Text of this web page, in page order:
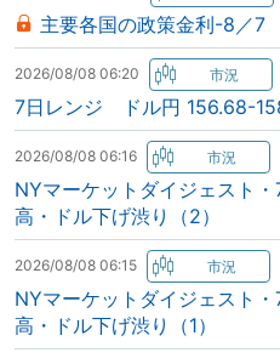
主要各国の政策金利-8／7
2026/08/08 06:20
7日レンジ ドル円 156.68-
2026/08/08 06:16
NYマーケットダイジェスト
高・ドル下げ渋り（2）
2026/08/08 06:15
NYマーケットダイジェスト
高・ドル下げ渋り（1）